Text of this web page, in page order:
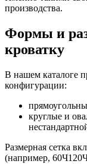
производства.
Формы и
кроватку
В нашем каталоге
конфигурации:
круглые и
Размерная сетка
(например,